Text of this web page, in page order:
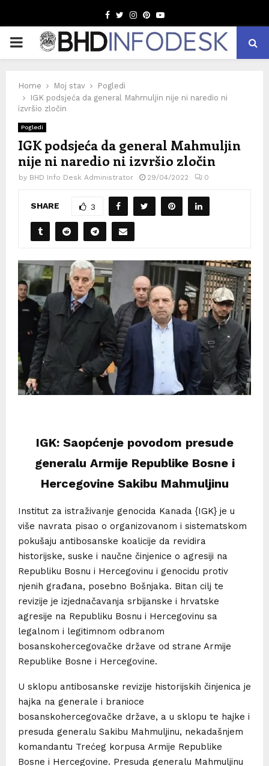
Facebook
TwitterInstagram
Pinterest
Youtube
PRIMARY
Home Moj stav
Pogledi
IGK podsjeća da general Mahmuljin nije ni naredio ni
izvršio zločin
Pogledi
IGK podsjeća da general Mahmuljin
nije ni naredio ni izvršio zločin
by BHD Info Desk Administrator 29/04/2022 0
SHARE 3
IGK: Saopćenje povodom presude
generalu Armije Republike Bosne i
Hercegovine Sakibu Mahmuljinu
Institut za istraživanje genocida Kanada {IGK} je u
više navrata pisao o organizovanom i sistematskom
pokušaju antibosanske koalicije da revidira
historijske, suske i naučne činjenice o agresiji na
Republiku Bosnu i Hercegovinu i genocidu protiv
njenih građana, posebno Bošnjaka. Bitan cilj te
revizije je izjednačavanja srbijanske i hrvatske
agresije na Republiku Bosnu i Hercegovinu sa
legalnom i legitimnom odbranom
bosanskohercegovačke države od strane Armije
Republike Bosne i Hercegovine.
U sklopu antibosanske revizije historijskih činjenica je
hajka na generale i branioce
bosanskohercegovačke države, a u sklopu te hajke i
presuda generalu Sakibu Mahmuljinu, nekadašnjem
komandantu Trećeg korpusa Armije Republike
Bosne i Hercegovine. Presuda generalu Mahmuljinu